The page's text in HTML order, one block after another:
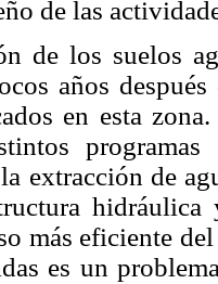
de las
de los suelos
años
en esta
extracción de
más eficiente
es un